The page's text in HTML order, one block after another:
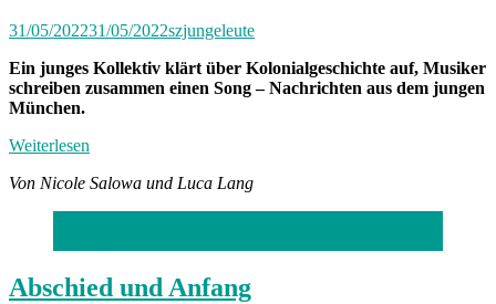
31/05/202231/05/2022szjungeleute
Ein junges Kollektiv klärt über Kolonialgeschichte auf, Musiker
schreiben zusammen einen Song – Nachrichten aus dem jungen
München.
Weiterlesen
Von Nicole Salowa und Luca Lang
Abschied und Anfang